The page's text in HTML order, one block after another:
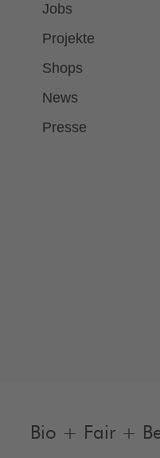
Jobs
Projekte
Shops
News
Presse
Bio + Fair +